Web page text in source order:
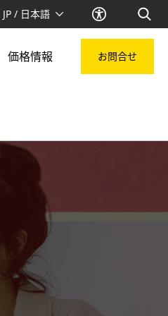
JP / 日本語
価格情報 お問合せ